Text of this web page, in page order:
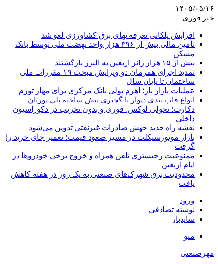
۱۴۰۵/۰۵/۱۶
خبر فوری
افزایش پلکانی تعرفه بهای برق کشاورزی لغو شد
تأمین مالی بیش از ۳۹۶ هزار واحد نهضت ملی توسط بانک
مسکن
بیش از ۱۵ هزار زائر اربعین به البرز بازگشتند
تمدید اجرای همزمان دو ویرایش مبحث ۱۹ مقررات ملی
ساختمان تا پایان سال
عملیات بازار باز؛ اهرم پولی بانک مرکزی برای مهار تورم
انواع قاب بندی دیوار با گچبری پیش ساخته پلی یورتان
دکارت؛ تحولی لوکس، فوری و بدون تخریب در دکوراسیون
داخلی
نقشه راه جدید جهش صادرات غیرنفتی تدوین می‌شود
بازار موتورسیکلت در مسیر صعود قیمت؛ تعمیر جای خرید را
گرفت
ممنوعیت رجیستری تلفن همراه و خروج برخی خودروها در
ایام اربعین
محدودیت برق شهرک‌های صنعتی به یک روز در هفته کاهش
یافت
ورود
نوشته تصادفی
سایدبار
منو
مهرصنعتی